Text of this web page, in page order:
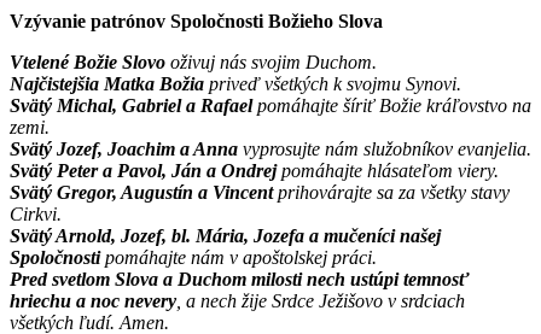
Vzývanie patrónov Spoločnosti Božieho Slova
Vtelené Božie Slovo oživuj nás svojim Duchom.
Najčistejšia Matka Božia priveď všetkých k svojmu Synovi.
Svätý Michal, Gabriel a Rafaelpomáhajte šíriť Božie kráľovstvo na
zemi.
Svätý Jozef, Joachim a Anna vyprosujte nám služobníkov evanjelia.
Svätý Peter a Pavol, Ján a Ondrejpomáhajte hlásateľom viery.
Svätý Gregor, Augustín a Vincentprihovárajte sa za všetky stavy
Cirkvi.
Svätý Arnold, Jozef, bl. Mária, Jozefa a mučeníci našej
Spoločnostipomáhajte nám v apoštolskej práci.
Pred svetlom Slova a Duchom milosti nech ustúpi temnosť
hriechu a noc nevery , a nech žije Srdce Ježišovo v srdciach
všetkých ľudí. Amen.